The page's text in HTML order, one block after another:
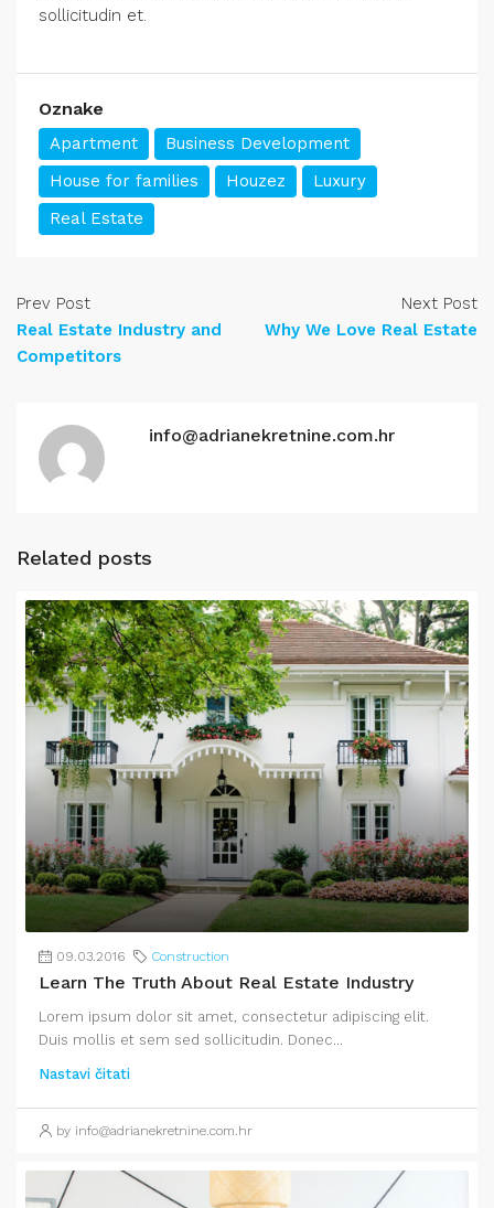
sollicitudin et.
Oznake
Apartment
Business Development
House for families
Houzez
Luxury
Real Estate
Prev Post
Real Estate Industry and
Competitors
Next Post
Why We Love Real Estate
info@adrianekretnine.com.hr
Related posts
09.03.2016 Construction
Learn The Truth About Real Estate Industry
Lorem ipsum dolor sit amet, consectetur adipiscing elit.
Duis mollis et sem sed sollicitudin. Donec...
Nastavi čitati
by info@adrianekretnine.com.hr